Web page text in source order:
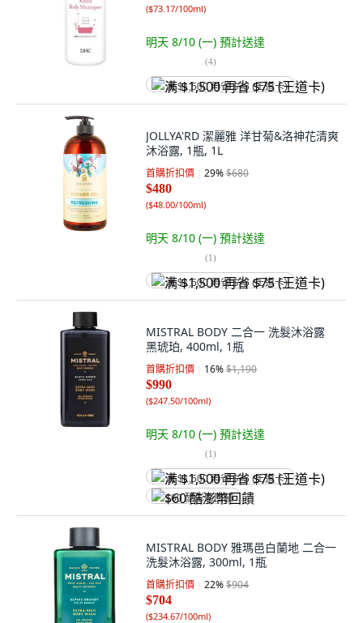
($73.17/100ml)
明天 8/10 (一) 預計送達
(4)
满 $1,500 再省 $75 (王道卡)
JOLLYA'RD 潔麗雅 洋甘菊&洛神花清爽
沐浴露, 1瓶, 1L
首購折扣價 29%$680
$480
($48.00/100ml)
明天 8/10 (一) 預計送達
(1)
满 $1,500 再省 $75 (王道卡)
MISTRAL BODY 二合一 洗髮沐浴露
黑琥珀, 400ml, 1瓶
首購折扣價 16%$1,190
$990
($247.50/100ml)
明天 8/10 (一) 預計送達
(1)
满 $1,500 再省 $75 (王道卡)
$60 酷澎幣回饋
MISTRAL BODY 雅瑪邑白蘭地 二合一
洗髮沐浴露, 300ml, 1瓶
首購折扣價 22%$904
$704
($234.67/100ml)